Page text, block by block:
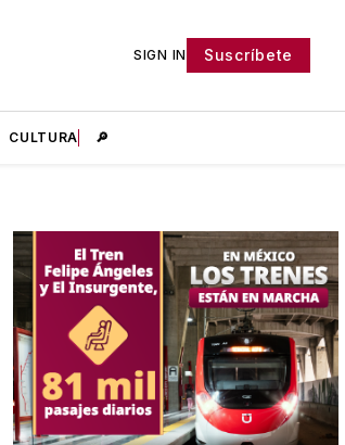
SIGN IN Suscríbete
CULTURA 🔎